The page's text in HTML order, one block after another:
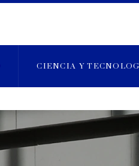
CIENCIA Y